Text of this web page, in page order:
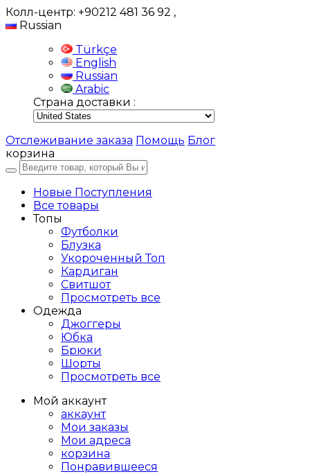
Колл-центр: +90212 481 36 92 ,
Russian
Türkçe
English
Russian
Arabic
Страна доставки :
Отслеживание заказа Помощь Блог
корзина
Новые Поступления
Все товары
Топы
Футболки
Блузка
Укороченный Топ
Кардиган
Свитшот
Просмотреть все
Одежда
Джоггеры
Юбка
Брюки
Шорты
Просмотреть все
Мой аккаунт
аккаунт
Мои заказы
Мои адреса
корзина
Понравившееся